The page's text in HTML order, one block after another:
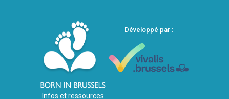
Infos et ressources
Développé par :